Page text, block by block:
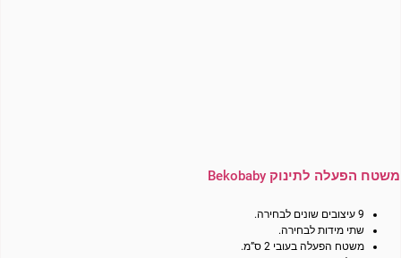
משטח הפעלה לתינוק Bekobaby
9 עיצובים שונים לבחירה.
שתי מידות לבחירה.
משטח הפעלה בעובי 2 ס”מ.